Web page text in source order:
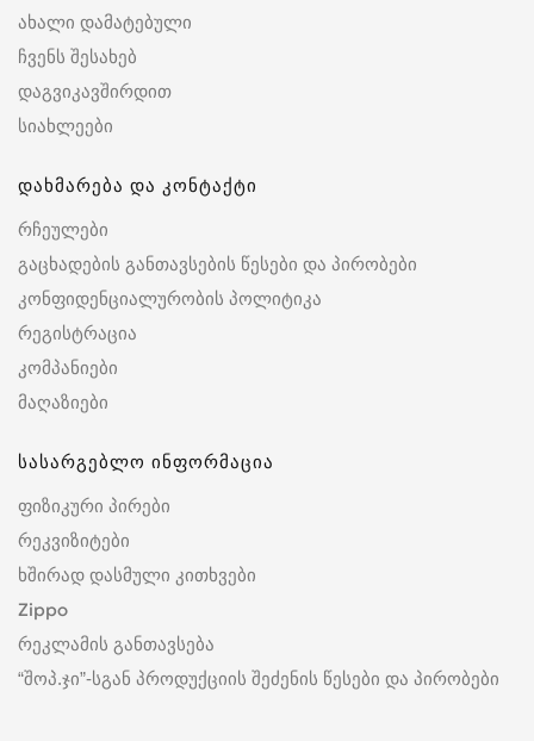
ახალი დამატებული
ჩვენს შესახებ
დაგვიკავშირდით
სიახლეები
დახმარება და კონტაქტი
რჩეულები
გაცხადების განთავსების წესები და პირობები
კონფიდენციალურობის პოლიტიკა
რეგისტრაცია
კომპანიები
მაღაზიები
სასარგებლო ინფორმაცია
ფიზიკური პირები
რეკვიზიტები
ხშირად დასმული კითხვები
Zippo
რეკლამის განთავსება
“შოპ.ჯი”-სგან პროდუქციის შეძენის წესები და პირობები